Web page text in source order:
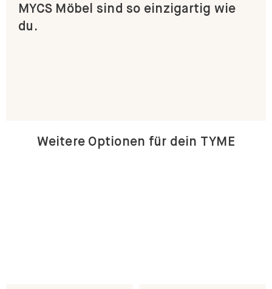
MYCS Möbel sind so einzigartig wie
du.
Weitere Optionen für dein TYME